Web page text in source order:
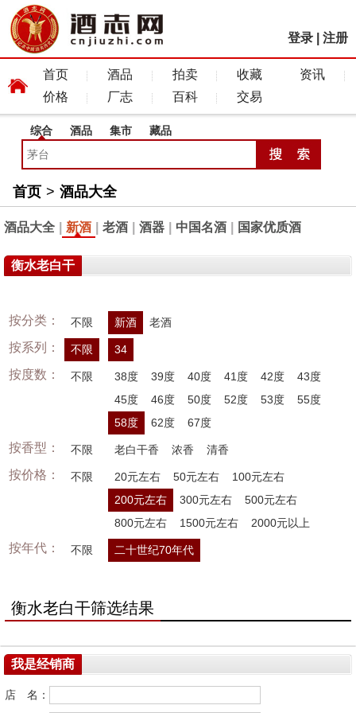
登录 注册
首页 酒品 拍卖 收藏
资讯
价格
厂志 百科 交易
综合 酒品 集市 藏品
首页 > 酒品大全
酒品大全 新酒 老酒 酒器 中国名酒 国家优质酒
衡水老白干
按分类： 不限 新酒 老酒
按系列： 不限 34
按度数： 不限 38度 39度 40度 41度 42度
43度
45度
46度 50度 52度 53度
55度
58度
62度 67度
按香型： 不限 老白干香 浓香 清香
按价格： 不限 20元左右 50元左右
100元左右
200元左右
300元左右
500元左右
800元左右
1500元左右 2000元以上
按年代： 不限 二十世纪70年代
衡水老白干筛选结果
我是经销商
店 名：